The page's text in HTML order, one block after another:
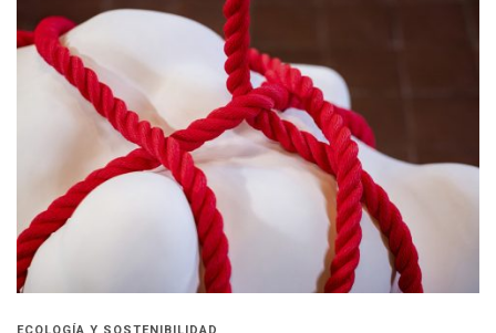
ECOLOGÍA Y SOSTENIBILIDAD